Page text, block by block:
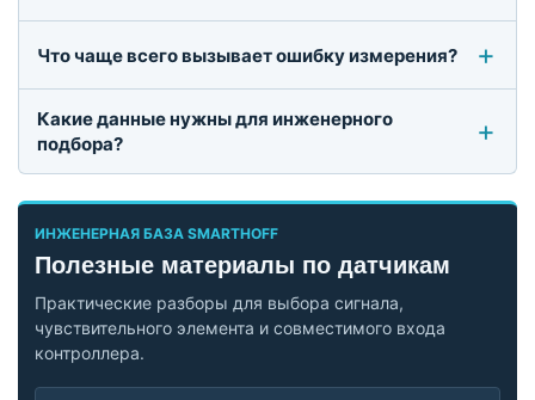
Что чаще всего вызывает ошибку измерения?
Какие данные нужны для инженерного
подбора?
ИНЖЕНЕРНАЯ БАЗА SMARTHOFF
Полезные материалы по датчикам
Практические разборы для выбора сигнала,
чувствительного элемента и совместимого входа
контроллера.